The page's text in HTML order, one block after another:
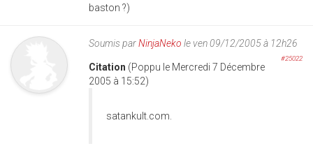
baston ?)
Soumis parNinjaNeko le ven 09/12/2005 à 12h26
#25022
Citation (Poppu le Mercredi 7 Décembre
2005 à 15:52)
satankult.com.